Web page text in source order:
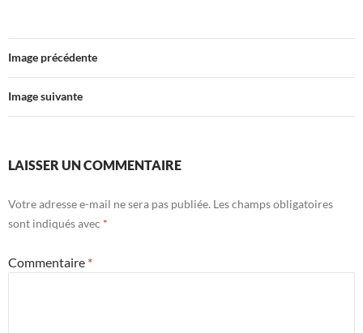
Image précédente
Image suivante
LAISSER UN COMMENTAIRE
Votre adresse e-mail ne sera pas publiée. Les champs obligatoires
sont indiqués avec *
Commentaire *